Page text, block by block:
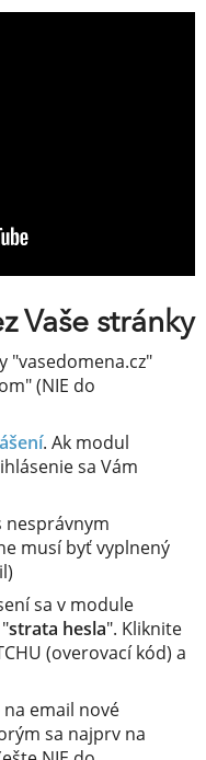
Vaše stránky
"vasedomena.cz"
(NIE do
. Ak modul
sa Vám
nesprávnym
musí byť vyplnený
sa v module
strata hesla". Kliknite
(overovací kód) a
email nové
sa najprv na